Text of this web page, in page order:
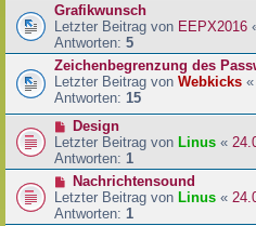
Grafikwunsch
Letzter Beitrag von EEPX2016
Antworten: 5
Zeichenbegrenzung des
Letzter Beitrag von Webkicks «
Antworten: 15
Design
Letzter Beitrag von Linus «
Antworten: 1
Nachrichtensound
Letzter Beitrag von Linus «
Antworten: 1